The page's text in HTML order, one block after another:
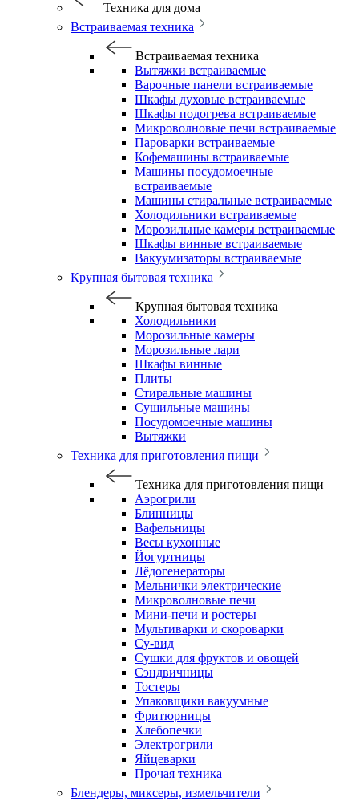
Техника для дома
Встраиваемая техника
Встраиваемая техника
Вытяжки встраиваемые
Варочные панели встраиваемые
Шкафы духовые встраиваемые
Шкафы подогрева встраиваемые
Микроволновые печи встраиваемые
Пароварки встраиваемые
Кофемашины встраиваемые
Машины посудомоечные
встраиваемые
Машины стиральные встраиваемые
Холодильники встраиваемые
Морозильные камеры встраиваемые
Шкафы винные встраиваемые
Вакуумизаторы встраиваемые
Крупная бытовая техника
Крупная бытовая техника
Холодильники
Морозильные камеры
Морозильные лари
Шкафы винные
Плиты
Стиральные машины
Сушильные машины
Посудомоечные машины
Вытяжки
Техника для приготовления пищи
Техника для приготовления пищи
Аэрогрили
Блинницы
Вафельницы
Весы кухонные
Йогуртницы
Лёдогенераторы
Мельнички электрические
Микроволновые печи
Мини-печи и ростеры
Мультиварки и скороварки
Су-вид
Сушки для фруктов и овощей
Сэндвичницы
Тостеры
Упаковщики вакуумные
Фритюрницы
Хлебопечки
Электрогрили
Яйцеварки
Прочая техника
Блендеры, миксеры, измельчители